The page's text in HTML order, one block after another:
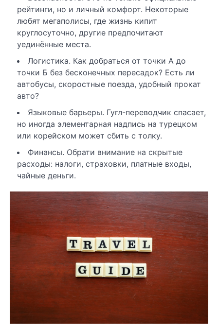
рейтинги, но и личный комфорт. Некоторые
любят мегаполисы, где жизнь кипит
круглосуточно, другие предпочитают
уединённые места.
Логистика. Как добраться от точки А до
точки Б без бесконечных пересадок? Есть ли
автобусы, скоростные поезда, удобный прокат
авто?
Языковые барьеры. Гугл-переводчик спасает,
но иногда элементарная надпись на турецком
или корейском может сбить с толку.
Финансы. Обрати внимание на скрытые
расходы: налоги, страховки, платные входы,
чайные деньги.